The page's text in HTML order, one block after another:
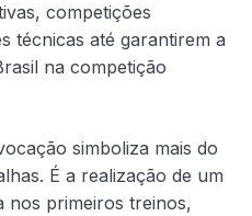
competições
técnicas até garantirem a
na competição
simboliza mais do
É a realização de um
nos primeiros treinos,